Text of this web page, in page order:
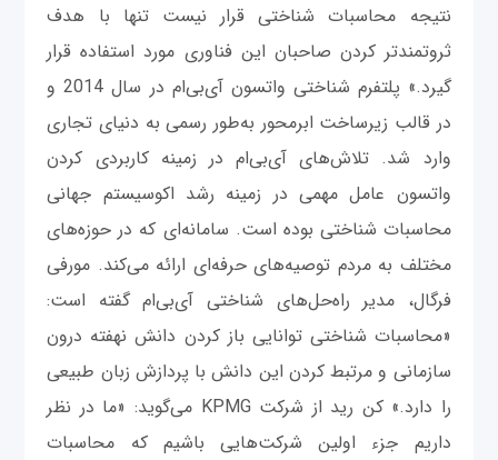
نتیجه محاسبات شناختی قرار نیست تنها با هدف
ثروتمندتر کردن صاحبان این فناوری مورد استفاده قرار
گیرد.» پلتفرم شناختی واتسون آ‌ی‌بی‌ام در سال 2014 و
در قالب زیرساخت ابر‌محور به‌طور رسمی به دنیای تجاری
وارد شد. تلاش‌های آی‌بی‌ام در زمینه کاربردی کردن
واتسون عامل مهمی در زمینه رشد اکوسیستم جهانی
محاسبات شناختی بوده است. سامانه‌ای که در حوزه‌های
مختلف به مردم توصیه‌های حرفه‌ای ارائه می‌کند. مورفی
فرگال، مدیر راه‌حل‌های شناختی آی‌بی‌ام گفته است:
«محاسبات شناختی توانایی باز کردن دانش نهفته درون
سازمانی و مرتبط کردن این دانش با پردازش زبان طبیعی
را دارد.» کن رید از شرکت KPMG می‌گوید: «ما در نظر
داریم جزء اولین شرکت‌هایی باشیم که محاسبات